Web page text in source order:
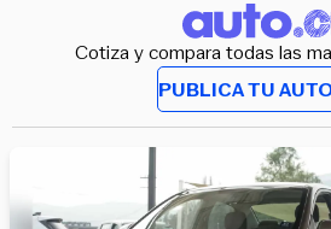
Cotiza y compara todas las
PUBLICA TU